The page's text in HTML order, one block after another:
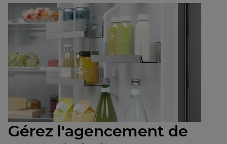
Gérez l'agencement de